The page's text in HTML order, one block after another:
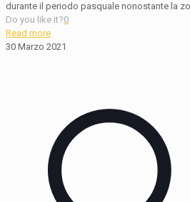
durante il periodo pasquale nonostante la
Do you like it?0
Read more
30 Marzo 2021